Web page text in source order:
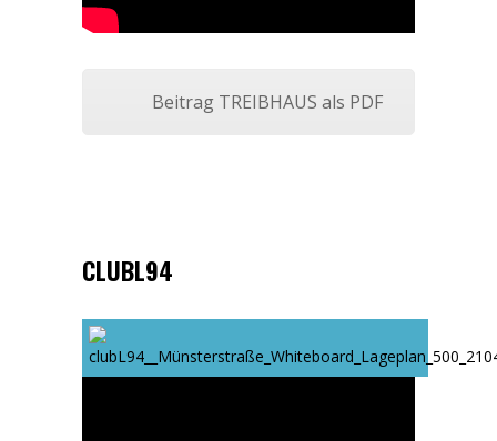
Beitrag TREIBHAUS als PDF
CLUBL94